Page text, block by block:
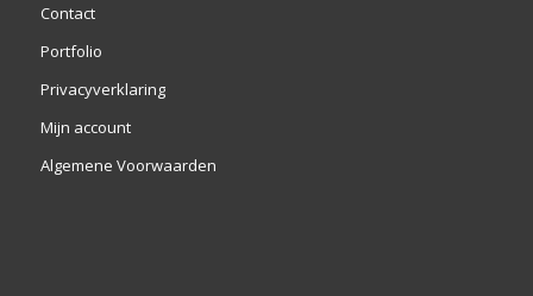
Contact
Portfolio
Privacyverklaring
Mijn account
Algemene Voorwaarden